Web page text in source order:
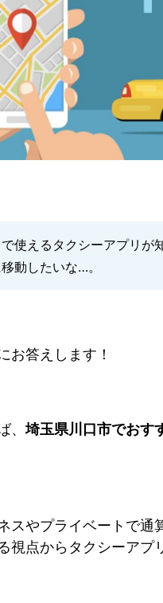
で使えるタクシーアプリが
動したいな…。
お答えします！
、埼玉県川口市でおす
スやプライベートで
視点からタクシーアプ